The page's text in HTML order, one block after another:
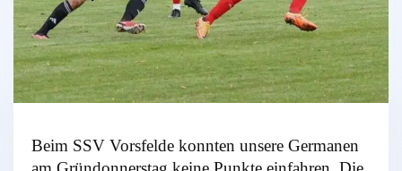
Beim SSV Vorsfelde konnten unsere Germanen